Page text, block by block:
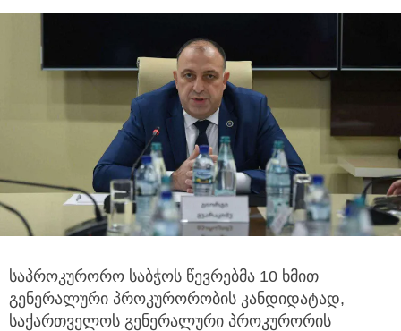
საპროკურორო საბჭოს წევრებმა 10 ხმით
გენერალური პროკურორობის კანდიდატად,
საქართველოს გენერალური პროკურორის